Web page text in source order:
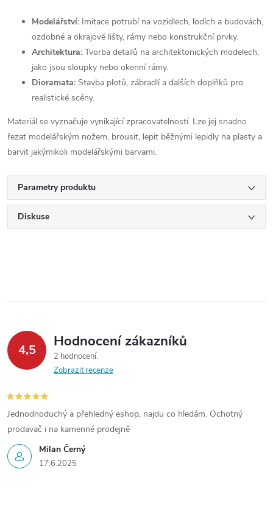
Modelářství: Imitace potrubí na vozidlech, lodích a budovách,
ozdobné a okrajové lišty, rámy nebo konstrukční prvky.
Architektura: Tvorba detailů na architektonických modelech,
jako jsou sloupky nebo okenní rámy.
Dioramata: Stavba plotů, zábradlí a dalších doplňků pro
realistické scény.
Materiál se vyznačuje vynikající zpracovatelností. Lze jej snadno
řezat modelářským nožem, brousit, lepit běžnými lepidly na plasty a
barvit jakýmikoli modelářskými barvami.
Parametry produktu
Diskuse
4,5 Hodnocení zákazníků
2 hodnocení
Zobrazit recenze
Milan Černý
17.6.2025
Jednodnoduchý a přehledný eshop, najdu co hledám. Ochotný
prodavač i na kamenné prodejně